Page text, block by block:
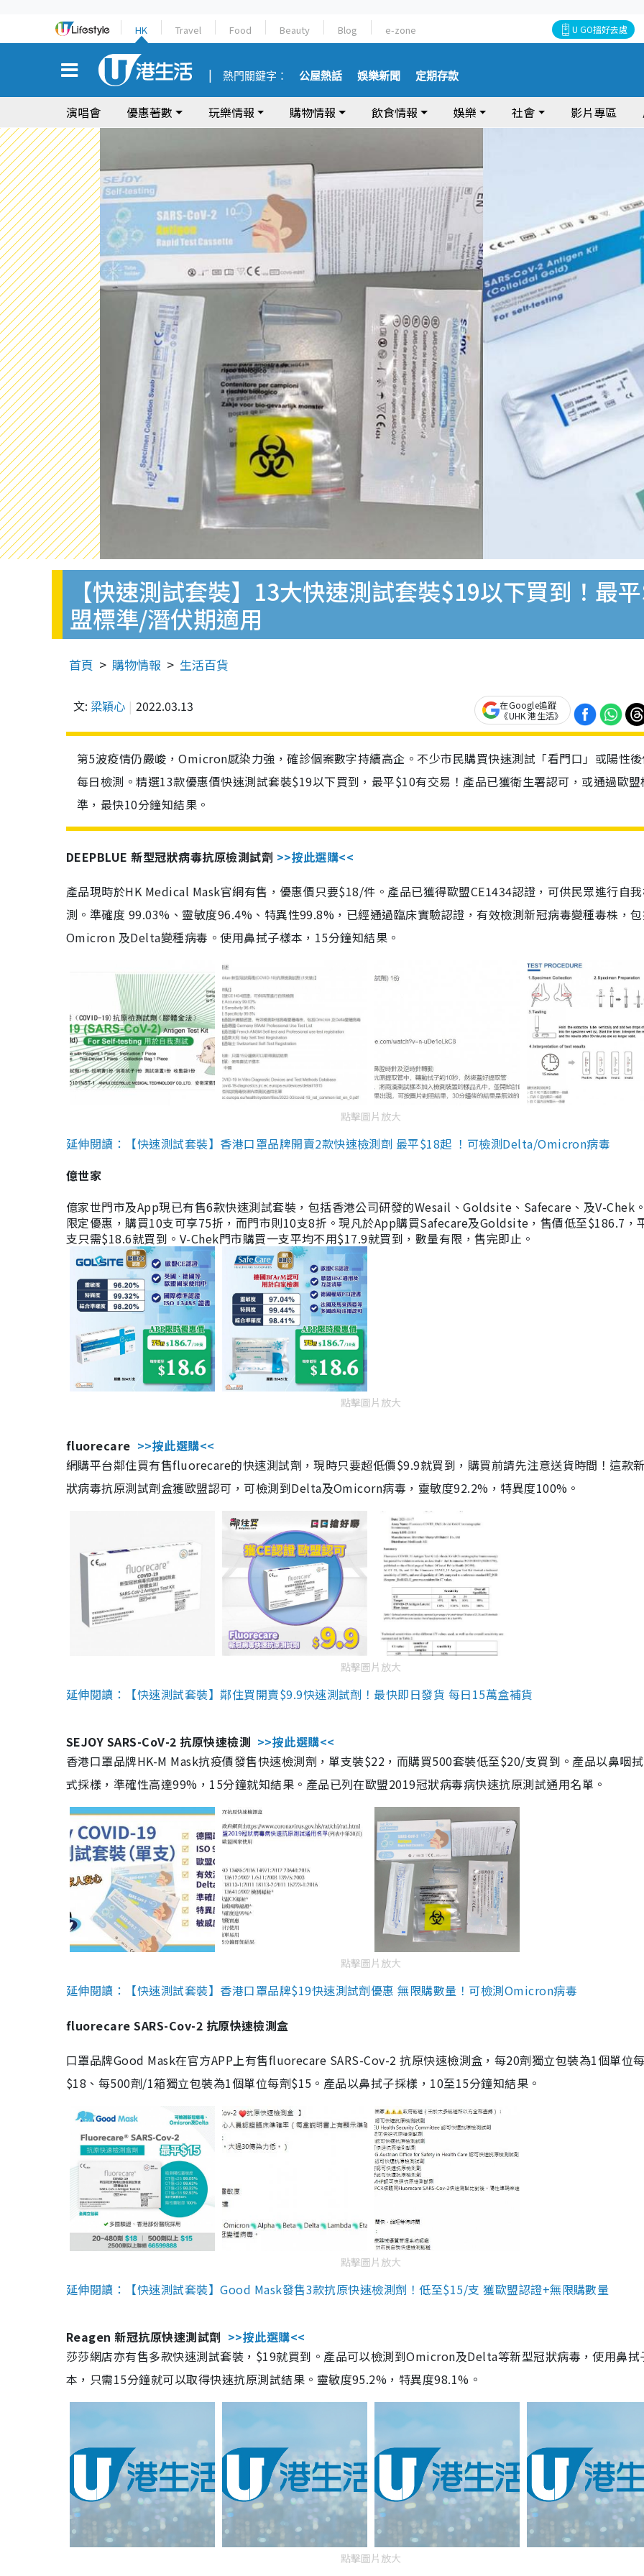
HK Travel Food Beauty Blog e-zone U GO搵好去處
熱門關鍵字： 公屋熱話 娛樂新聞 定期存款
演唱會 優惠著數 玩樂情報 購物情報 飲食情報 娛樂 社會 影片專區
【快速測試套裝】13大快速測試套裝$19以下買到！最
盟標準/潛伏期適用
首頁 購物情報 生活百貨
文: 梁穎心 2022.03.13
在Google追蹤
《UHK 港生活》
第5波疫情仍嚴峻，Omicron感染力強，確診個案數字持續高企。不少市民購買快速測試「看門口」或陽性
每日檢測。精選13款優惠價快速測試套裝$19以下買到，最平$10有交易！產品已獲衛生署認可，或通過歐盟
準，最快10分鐘知結果。
DEEPBLUE 新型冠狀病毒抗原檢測試劑 >>按此選購<<
產品現時於HK Medical Mask官網有售，優惠價只要$18/件。產品已獲得歐盟CE1434認證，可供民眾進行自
測。準確度 99.03%、靈敏度96.4%、特異性99.8%，已經通過臨床實驗認證，有效檢測新冠病毒變種毒株，
Omicron 及Delta變種病毒。使用鼻拭子樣本，15分鐘知結果。
點擊圖片放大
延伸閱讀：【快速測試套裝】香港口罩品牌開賣2款快速檢測劑 最平$18起 ！可檢測Delta/Omicron病毒
億世家
億家世門市及App現已有售6款快速測試套裝，包括香港公司研發的Wesail、Goldsite、Safecare、及V-Chek
限定優惠，購買10支可享75折，而門市則10支8折。現凡於App購買Safecare及Goldsite，售價低至$186.7，
支只需$18.6就買到。V-Chek門市購買一支平均不用$17.9就買到，數量有限，售完即止。
點擊圖片放大
fluorecare >>按此選購<<
網購平台鄰住買有售fluorecare的快速測試劑，現時只要超低價$9.9就買到，購買前請先注意送貨時間！這款
狀病毒抗原測試劑盒獲歐盟認可，可檢測到Delta及Omicorn病毒，靈敏度92.2%，特異度100%。
點擊圖片放大
延伸閱讀：【快速測試套裝】鄰住買開賣$9.9快速測試劑！最快即日發貨 每日15萬盒補貨
SEJOY SARS-CoV-2 抗原快速檢測 >>按此選購<<
香港口罩品牌HK-M Mask抗疫價發售快速檢測劑，單支裝$22，而購買500套裝低至$20/支買到。產品以鼻咽
式採樣，準確性高達99%，15分鐘就知結果。產品已列在歐盟2019冠狀病毒病快速抗原測試通用名單。
點擊圖片放大
延伸閱讀：【快速測試套裝】香港口罩品牌$19快速測試劑優惠 無限購數量！可檢測Omicron病毒
fluorecare SARS-Cov-2 抗原快速檢測盒
口罩品牌Good Mask在官方APP上有售fluorecare SARS-Cov-2 抗原快速檢測盒，每20劑獨立包裝為1個單位
$18、每500劑/1箱獨立包裝為1個單位每劑$15。產品以鼻拭子採樣，10至15分鐘知結果。
點擊圖片放大
延伸閱讀：【快速測試套裝】Good Mask發售3款抗原快速檢測劑！低至$15/支 獲歐盟認證+無限購數量
Reagen 新冠抗原快速測試劑 >>按此選購<<
莎莎網店亦有售多款快速測試套裝，$19就買到。產品可以檢測到Omicron及Delta等新型冠狀病毒，使用鼻拭
本，只需15分鐘就可以取得快速抗原測試結果。靈敏度95.2%，特異度98.1%。
點擊圖片放大